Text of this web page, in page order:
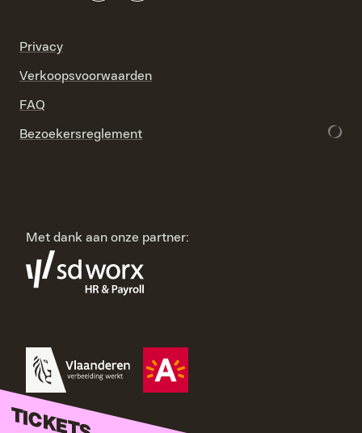
Privacy
Verkoopsvoorwaarden
FAQ
Bezoekersreglement
Met dank aan onze partner:
TICKETS